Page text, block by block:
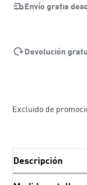
Envío gratis
Devolución
Excluido de
Descripción